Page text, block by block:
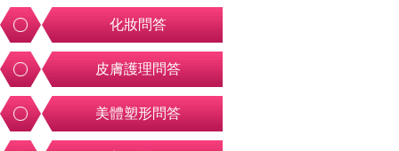
化妝問答
皮膚護理問答
美體塑形問答